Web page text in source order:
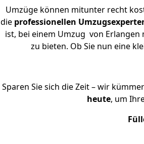
Umzüge können mitunter recht
die professionellen
ist, bei einem Umzug von Erlangen
zu bieten. Ob Sie nun eine
Sparen Sie sich die Zeit – wir
heute, um